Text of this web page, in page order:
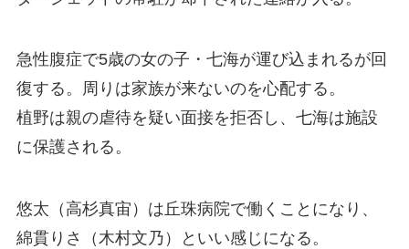
急性腹症で5歳の女の子・七海が運び込まれるが回
復する。周りは家族が来ないのを心配する。
植野は親の虐待を疑い面接を拒否し、七海は施設
に保護される。
悠太（高杉真宙）は丘珠病院で働くことになり、
綿貫りさ（木村文乃）といい感じになる。